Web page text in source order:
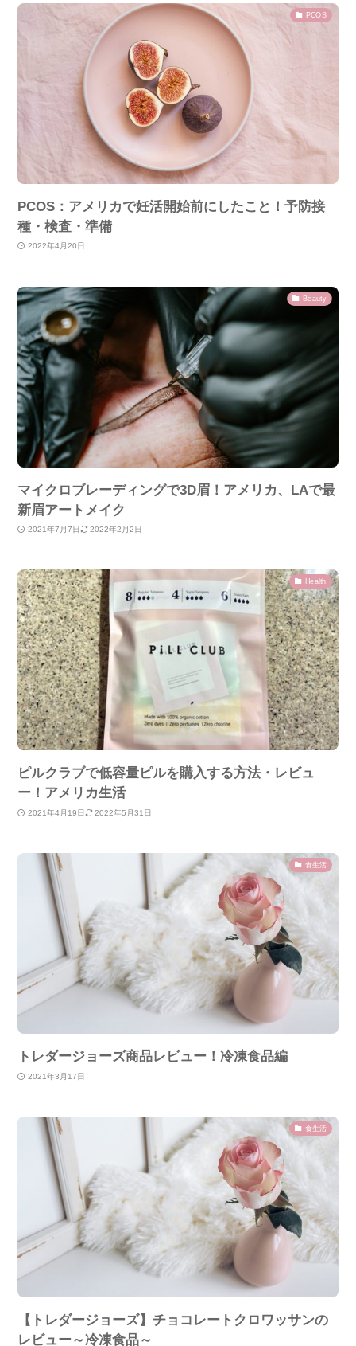
PCOS
PCOS：アメリカで妊活開始前にしたこと！予防接
種・検査・準備
2022年4月20日
Beauty
マイクロブレーディングで3D眉！アメリカ、LAで最
新眉アートメイク
2021年7月7日 2022年2月2日
Health
ピルクラブで低容量ピルを購入する方法・レビュ
ー！アメリカ生活
2021年4月19日 2022年5月31日
食生活
トレダージョーズ商品レビュー！冷凍食品編
2021年3月17日
食生活
【トレダージョーズ】チョコレートクロワッサンの
レビュー～冷凍食品～